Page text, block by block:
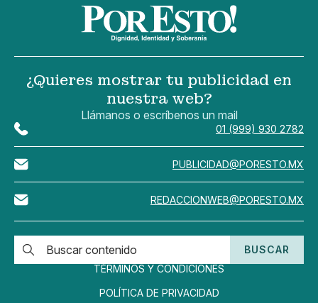
¿Quieres mostrar tu publicidad en
nuestra web?
Llámanos o escríbenos un mail
01 (999) 930 2782
PUBLICIDAD@PORESTO.MX
REDACCIONWEB@PORESTO.MX
BUSCAR
TÉRMINOS Y CONDICIONES
POLÍTICA DE PRIVACIDAD